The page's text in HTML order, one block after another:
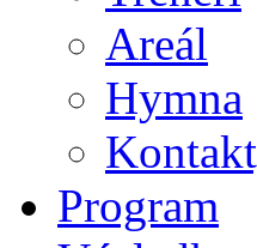
Areál
Hymna
Program